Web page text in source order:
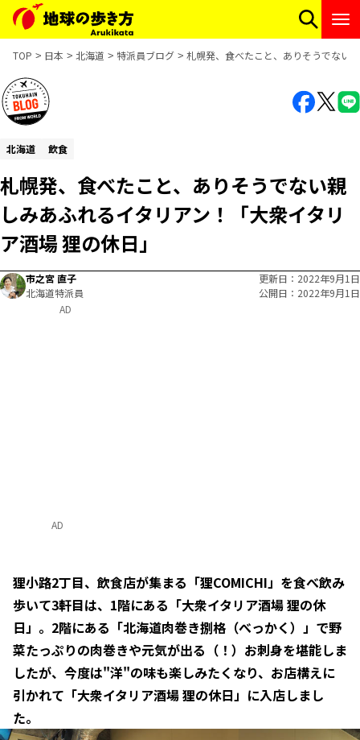
TOP 日本 北海道 特派員ブログ 札幌発、食べたこと、ありそうでない
北海道 飲食
札幌発、食べたこと、ありそうでない親
しみあふれるイタリアン！「大衆イタリ
ア酒場 狸の休日」
市之宮 直子
北海道特派員
更新日
2022年9月1日
公開日
2022年9月1日
AD
狸小路2丁目、飲食店が集まる「狸COMICHI」を食べ飲み
歩いて3軒目は、1階にある「大衆イタリア酒場 狸の休
日」。2階にある「北海道肉巻き捌格（べっかく）」で野
菜たっぷりの肉巻きや元気が出る（！）お刺身を堪能しま
したが、今度は"洋"の味も楽しみたくなり、お店構えに
引かれて「大衆イタリア酒場 狸の休日」に入店しまし
た。
AD